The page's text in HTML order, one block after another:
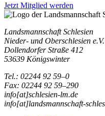
Jetzt Mitglied werden
Landsmannschaft Schlesien
Nieder- und Oberschlesien e.V.
Dollendorfer Straße 412
53639 Königswinter
Tel.: 02244 92 59–0
Fax: 02244 92 59–290
info[at]schlesien-lm.de
info[at]landsmannschaft-